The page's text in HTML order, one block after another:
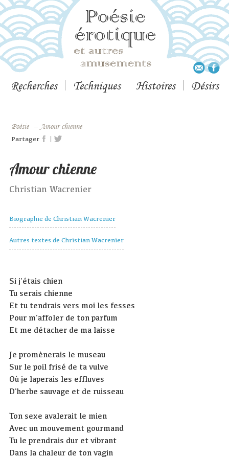
Recherches Techniques Histoires Désirs
Poésie – Amour chienne
Partager |
Amour chienne
Christian Wacrenier
Biographie de Christian Wacrenier
Autres textes de Christian Wacrenier
Si j'étais chien
Tu serais chienne
Et tu tendrais vers moi les fesses
Pour m'affoler de ton parfum
Et me détacher de ma laisse
Je promènerais le museau
Sur le poil frisé de ta vulve
Où je laperais les effluves
D'herbe sauvage et de ruisseau
Ton sexe avalerait le mien
Avec un mouvement gourmand
Tu le prendrais dur et vibrant
Dans la chaleur de ton vagin